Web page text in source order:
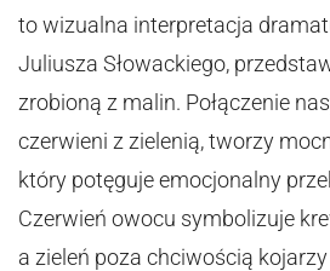
to wizualna interpretacja
Juliusza Słowackiego,
zrobioną z malin. Połączenie
czerwieni z zielenią, tworzy
który potęguje emocjonalny
Czerwień owocu symbolizuje
a zieleń poza chciwością